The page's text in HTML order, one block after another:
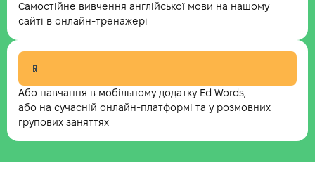
Самостійне вивчення англійської мови на нашому
сайті в онлайн-тренажері
📱
Або навчання в мобільному додатку Ed Words,
або на сучасній онлайн-платформі та у розмовних
групових заняттях